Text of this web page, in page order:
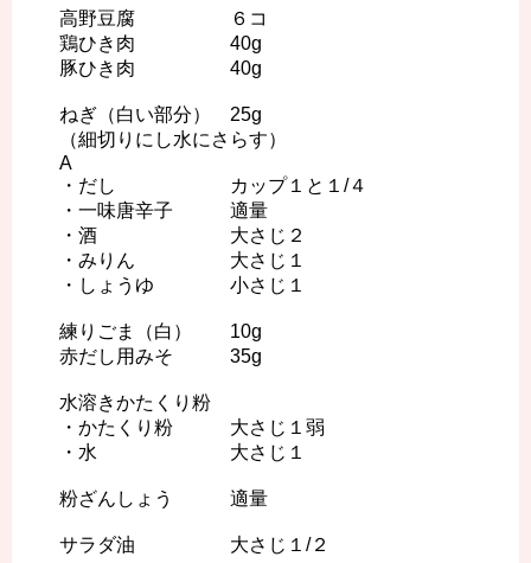
高野豆腐 ６コ
鶏ひき肉 40g
豚ひき肉 40g
ねぎ（白い部分） 25g
（細切りにし水にさらす）
A
・だし カップ１と１/４
・一味唐辛子 適量
・酒 大さじ２
・みりん 大さじ１
・しょうゆ 小さじ１
練りごま（白） 10g
赤だし用みそ 35g
水溶きかたくり粉
・かたくり粉 大さじ１弱
・水 大さじ１
粉ざんしょう 適量
サラダ油 大さじ１/２